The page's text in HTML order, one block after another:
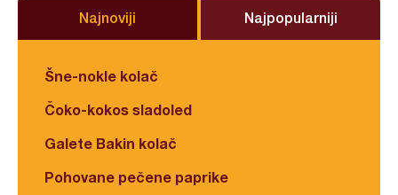
Najnoviji Najpopularniji
Šne-nokle kolač
Čoko-kokos sladoled
Galete Bakin kolač
Pohovane pečene paprike